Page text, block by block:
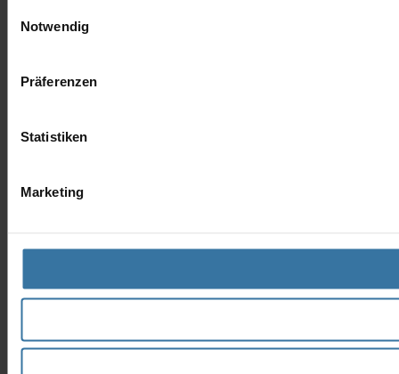
Notwendig
Präferenzen
Statistiken
Marketing